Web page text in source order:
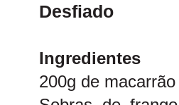
Desfiado
Ingredientes
200g de